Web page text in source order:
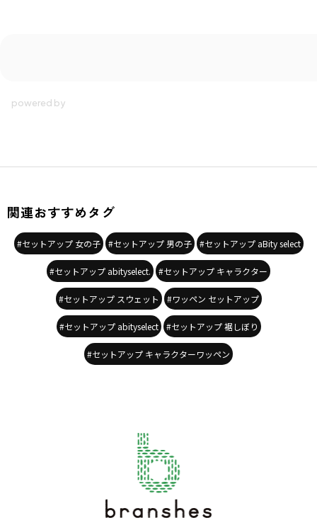
関連おすすめタグ
#セットアップ 女の子 #セットアップ 男の子 #セットアップ aBity select
#セットアップ abityselect. #セットアップ キャラクター
#セットアップ スウェット #ワッペン セットアップ
#セットアップ abityselect #セットアップ 裾しぼり
#セットアップ キャラクターワッペン